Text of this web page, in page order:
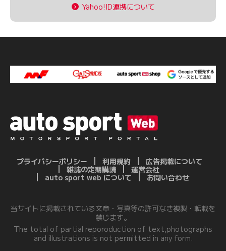
Yahoo!ID連携について
プライバシーポリシー 利用規約
広告掲載について
雑誌の定期購読
運営会社
auto sport web について
お問い合わせ
当サイトに掲載されている文章・写真等の許可なき複製・転載を
禁じます。
The total of partial reporoduction of text,photographs
and illustrations is not permitted in any form.